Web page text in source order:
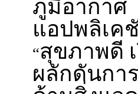
ภูมิอากาศ
แอปพลิเค
“สุขภาพดี
ผลักดันกา